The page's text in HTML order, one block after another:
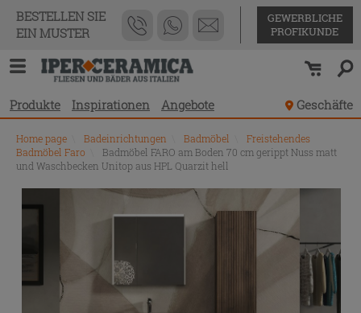
BESTELLEN SIE
EIN MUSTER
GEWERBLICHE
PROFIKUNDE
Produkte Inspirationen Angebote Geschäfte
Home page Badeinrichtungen Badmöbel
Freistehendes
Badmöbel Faro
Badmöbel FARO am Boden 70 cm gerippt Nuss matt
und Waschbecken Unitop aus HPL Quarzit hell